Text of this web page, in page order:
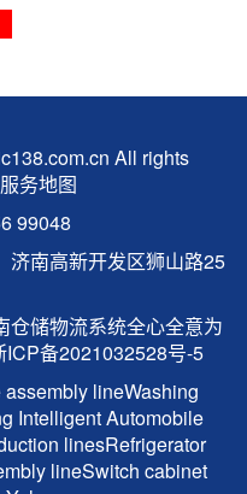
All rights
务地图
99048
济南高新开发区狮山路25
仓储物流系统全心全意为
ICP备2021032528号-5
assembly lineWashing
IntelligentAutomobile
linesRefrigerator
lineSwitch cabinet